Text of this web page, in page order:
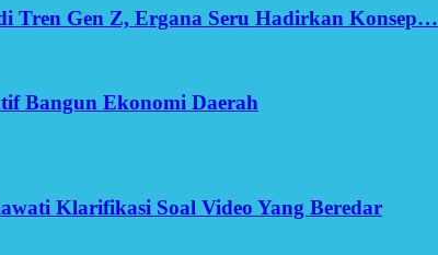
Tren Gen Z, Ergana Seru Hadirkan Konsep…
Bangun Ekonomi Daerah
Klarifikasi Soal Video Yang Beredar